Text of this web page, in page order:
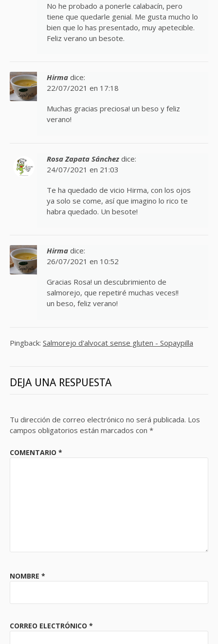
No he probado a ponerle calabacín, pero
tiene que quedarle genial. Me gusta mucho lo
bien que lo has presentado, muy apetecible.
Feliz verano un besote.
Hirma dice:
22/07/2021 en 17:18
Muchas gracias preciosa! un beso y feliz
verano!
Rosa Zapata Sánchez dice:
24/07/2021 en 21:03
Te ha quedado de vicio Hirma, con los ojos
ya solo se come, así que imagino lo rico te
habra quedado. Un besote!
Hirma dice:
26/07/2021 en 10:52
Gracias Rosa! un descubrimiento de
salmorejo, que repetiré muchas veces!!
un beso, feliz verano!
Pingback: Salmorejo d'alvocat sense gluten - Sopaypilla
DEJA UNA RESPUESTA
Tu dirección de correo electrónico no será publicada. Los
campos obligatorios están marcados con *
COMENTARIO *
NOMBRE *
CORREO ELECTRÓNICO *